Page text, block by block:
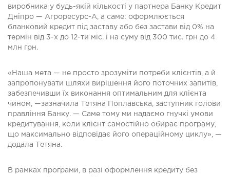
виробника у будь-якій кількості у партнера Банку Кредит
Дніпро — Агроресурс-А, а саме: оформлюється
бланковий кредит під заставу або без застави від 0% на
термін від 3-х до 12-ти міс. і на суму від 300 тис. грн до 4
млн грн.
«Наша мета — не просто зрозуміти потреби клієнтів, а й
запропонувати шляхи вирішення його поточних запитів,
забезпечивши їх виконання оптимальним для клієнта
чином, —зазначила Тетяна Поплавська, заступник голови
правління Банку. — Саме тому ми надаємо гнучкі умови
кредитування, коли клієнт самостійно обирає програму,
що максимально відповідає його операційному циклу», —
додала Тетяна.
В рамках програми, в разі оформлення кредиту без